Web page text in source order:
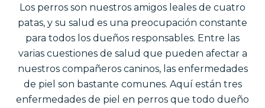
Los perros son nuestros amigos leales de cuatro
patas, y su salud es una preocupación constante
para todos los dueños responsables. Entre las
varias cuestiones de salud que pueden afectar a
nuestros compañeros caninos, las enfermedades
de piel son bastante comunes. Aquí están tres
enfermedades de piel en perros que todo dueño